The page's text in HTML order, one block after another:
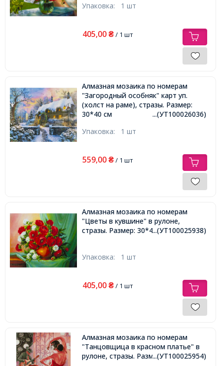
Упаковка: 1 шт
405,00 ₴/ 1 шт
Алмазная мозаика по номерам
"Загородный особняк" карт уп.
(холст на раме), стразы. Размер:
30*40 см
...(УТ100026036)
Упаковка: 1 шт
559,00 ₴/ 1 шт
Алмазная мозаика по номерам
"Цветы в кувшине" в рулоне,
стразы. Размер: 30*40 см...(УТ100025938)
Упаковка: 1 шт
405,00 ₴/ 1 шт
Алмазная мозаика по номерам
"Танцовщица в красном платье" в
рулоне, стразы. Размер: 30*40 см
...(УТ100025954)